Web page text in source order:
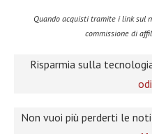
Quando acquisti tramite i link sul
commissione di
Risparmia sulla
Non vuoi più perderti le